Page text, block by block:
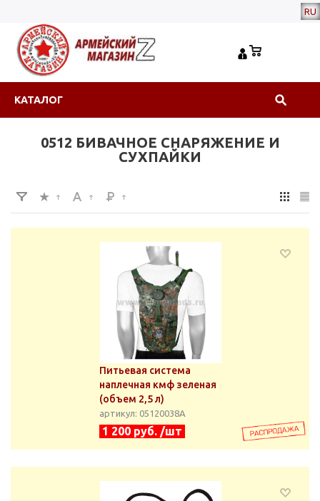
RU
КАТАЛОГ
0512 БИВАЧНОЕ СНАРЯЖЕНИЕ И
СУХПАЙКИ
Питьевая система
наплечная кмф зеленая
(объем 2,5 л)
артикул: 05120038А
1 200 руб. /шт